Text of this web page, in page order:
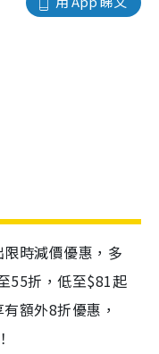
限時減價優惠，多
55折，低至$81起
額外8折優惠，